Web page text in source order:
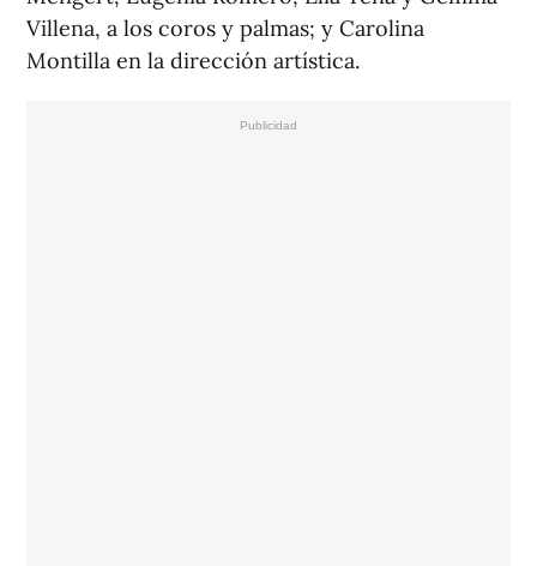
Villena, a los coros y palmas; y Carolina
Montilla en la dirección artística.